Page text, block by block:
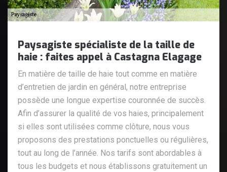
Paysagiste spécialiste de la taille de
haie : faites appel à Castagna Elagage
En matière de taille de haie tout comme en matière
d’entretien de jardin en général, notre entreprise
possède une longue expertise couronnée de succès.
Afin d’assurer la qualité de vos haies, principalement
si elles sont utilisées comme clôture, nous vous
proposons des prestations ponctuelles ou régulières,
tout au long de l’année. Nos tarifs sont abordables à
tous les budgets et nous établissons gratuitement un